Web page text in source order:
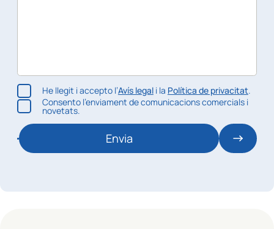
He llegit i accepto l’Avís legali la Política de privacitat.
Consento l’enviament de comunicacions comercials i
novetats.
Envia